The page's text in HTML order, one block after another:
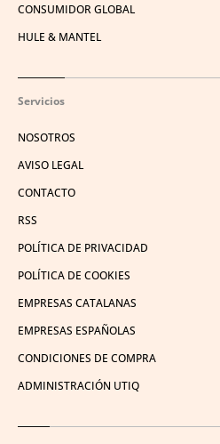
CONSUMIDOR GLOBAL
HULE & MANTEL
Servicios
NOSOTROS
AVISO LEGAL
CONTACTO
RSS
POLÍTICA DE PRIVACIDAD
POLÍTICA DE COOKIES
EMPRESAS CATALANAS
EMPRESAS ESPAÑOLAS
CONDICIONES DE COMPRA
ADMINISTRACIÓN UTIQ